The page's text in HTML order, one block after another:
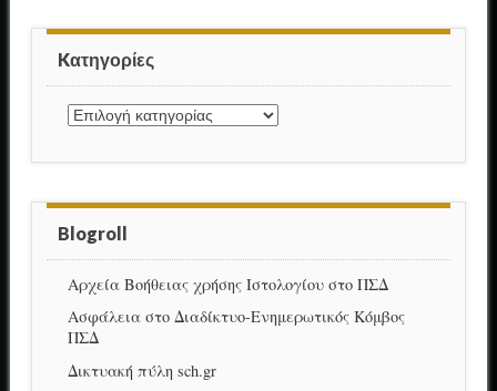
Kατηγορίες
Kατηγορίες
Blogroll
Αρχεία Βοήθειας χρήσης Ιστολογίου στο ΠΣΔ
Ασφάλεια στο Διαδίκτυο-Ενημερωτικός Κόμβος
ΠΣΔ
Δικτυακή πύλη sch.gr